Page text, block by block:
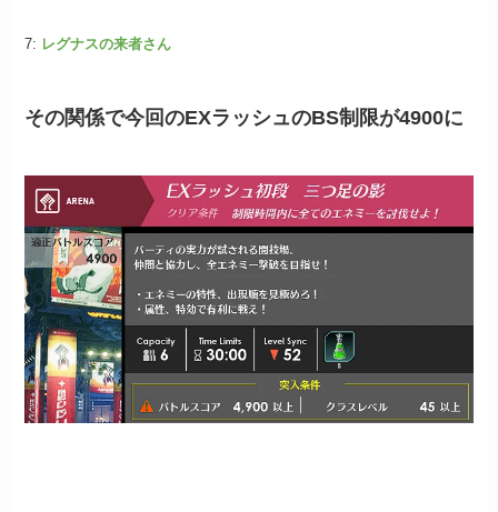
7: レグナスの来者さん
その関係で今回のEXラッシュのBS制限が4900に